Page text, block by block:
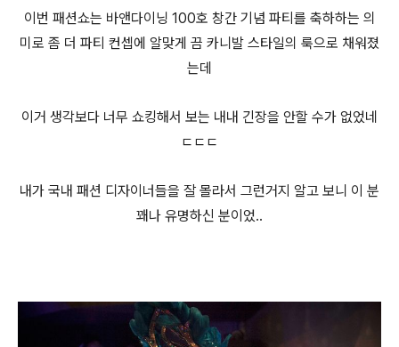
이번 패션쇼는 바앤다이닝 100호 창간 기념 파티를 축하하는 의
미로 좀 더 파티 컨셉에 알맞게 끔 카니발 스타일의 룩으로 채워졌
는데
이거 생각보다 너무 쇼킹해서 보는 내내 긴장을 안할 수가 없었네
ㄷㄷㄷ
내가 국내 패션 디자이너들을 잘 몰라서 그런거지 알고 보니 이 분
꽤나 유명하신 분이었..